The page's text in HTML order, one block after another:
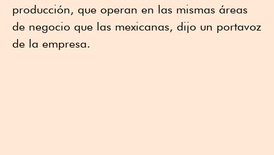
producción, que operan en las mismas áreas
de negocio que las mexicanas, dijo un portavoz
de la empresa.